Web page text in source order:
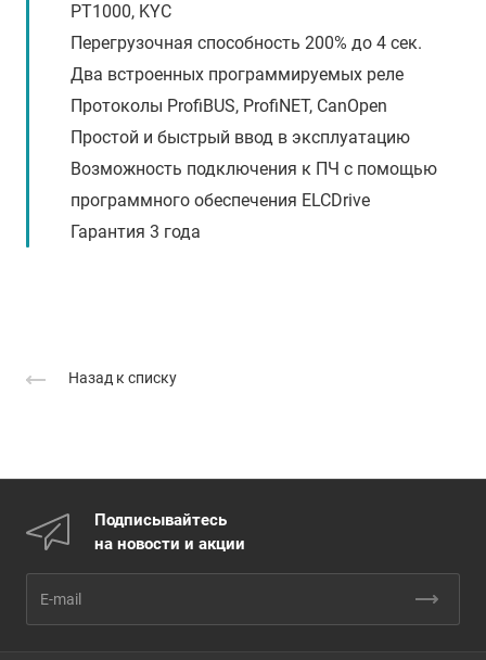
PT1000, KYC
Перегрузочная способность 200% до 4 сек.
Два встроенных программируемых реле
Протоколы ProfiBUS, ProfiNET, CanOpen
Простой и быстрый ввод в эксплуатацию
Возможность подключения к ПЧ с помощью
программного обеспечения ELCDrive
Гарантия 3 года
Назад к списку
Подписывайтесь
на новости и акции